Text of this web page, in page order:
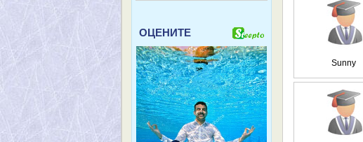
ОЦЕНИТЕ
Sunny